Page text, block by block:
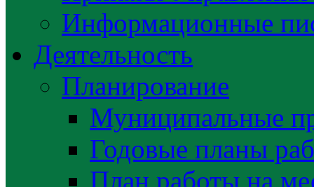
Информационные
Деятельность
Планирование
Муниципальные
Годовые планы
План работы на